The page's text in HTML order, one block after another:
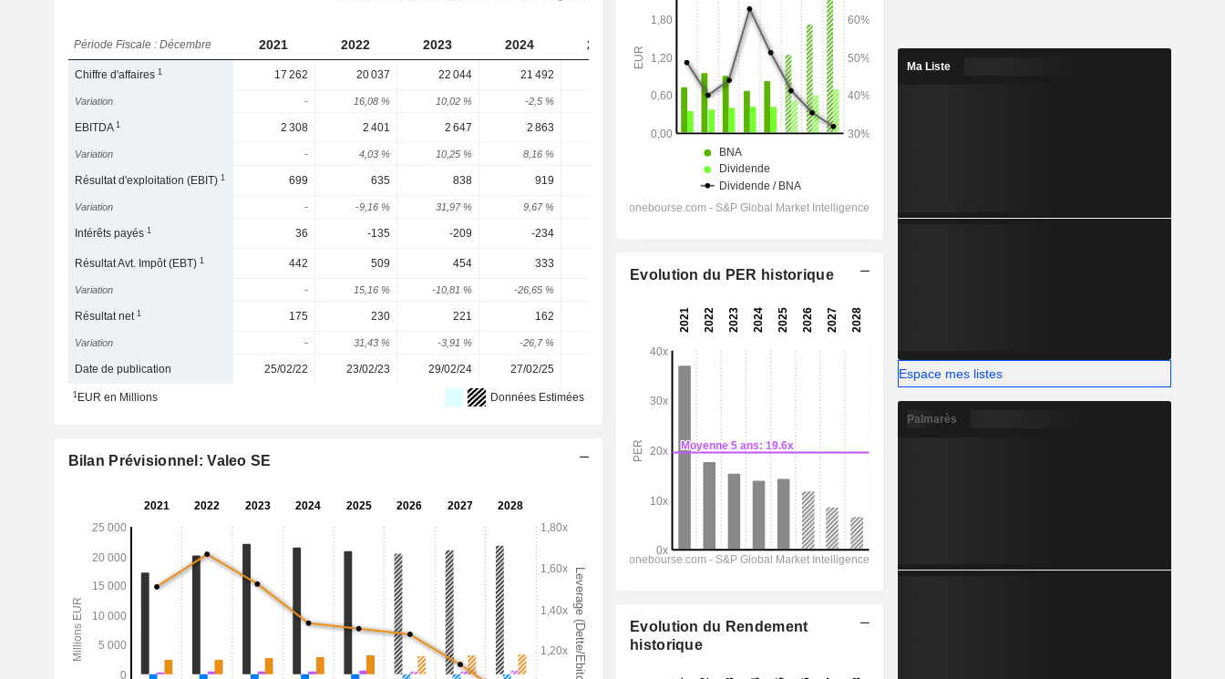
Période Fiscale : Décembre 2021 2022 2023 2024 2025 2026 2027 2028
Chiffre d'affaires1 17 262 20 037 22 044 21 492 20 456 21 080
Variation - 16,08 % 10,02 % -2,5 % -2,12 % 3,05 % 3,56 %
EBITDA1 2 308 2 401 2 647 2 863 2 982 3 129 3 298
Variation - 4,03 % 10,25 % 8,16 % -3,24 %
Résultat d'exploitation (EBIT)1 699 635 838 919 1 019 1 174
Variation - -9,16 % 31,97 % 9,67 % 6,31 % 4,33 % 15,13 % 13,61 %
Intérêts payés1 36 -135 -209 -234
Résultat Avt. Impôt (EBT)1 442 509 454 333
Variation - 15,16 % -10,81 % -26,65 %
Résultat net1 175 230 221 162 292,9 409,5 523,7
Variation - 31,43 % -3,91 % -26,7 %
Date de publication 25/02/22 23/02/23 29/02/24 27/02/25
1EUR en Millions Données Estimées
Bilan Prévisionnel: Valeo SE
Evolution du PER historique
Evolution du Rendement
historique
Ma Liste
Espace mes listes
Palmarès